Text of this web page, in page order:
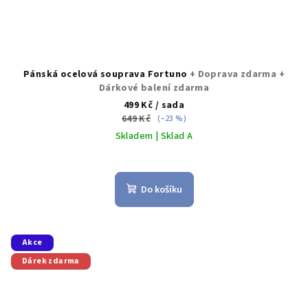
Pánská ocelová souprava Fortuno + Doprava zdarma +
Dárkové balení zdarma
499 Kč / sada
649 Kč (–23 %)
Skladem | Sklad A
hodnocení
produktu
Do košíku
Akce
Dárek zdarma